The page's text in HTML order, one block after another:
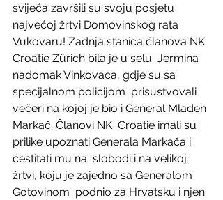
svijeća završili su svoju posjetu
najvećoj žrtvi Domovinskog rata
Vukovaru! Zadnja stanica članova NK
Croatie Zürich bila je u selu  Jermina
nadomak Vinkovaca, gdje su sa
specijalnom policijom  prisustvovali
večeri na kojoj je bio i General Mladen
Markač. Članovi NK  Croatie imali su
prilike upoznati Generala Markača i
čestitati mu na  slobodi i na velikoj
žrtvi, koju je zajedno sa Generalom
Gotovinom  podnio za Hrvatsku i njen